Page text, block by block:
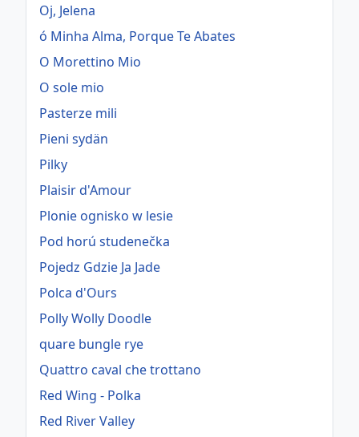
Oj, Jelena
ó Minha Alma, Porque Te Abates
O Morettino Mio
O sole mio
Pasterze mili
Pieni sydän
Pilky
Plaisir d'Amour
Plonie ognisko w lesie
Pod horú studenečka
Pojedz Gdzie Ja Jade
Polca d'Ours
Polly Wolly Doodle
quare bungle rye
Quattro caval che trottano
Red Wing - Polka
Red River Valley